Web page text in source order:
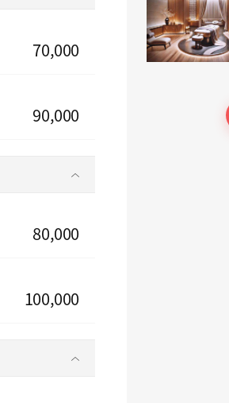
70,000
90,000
80,000
100,000